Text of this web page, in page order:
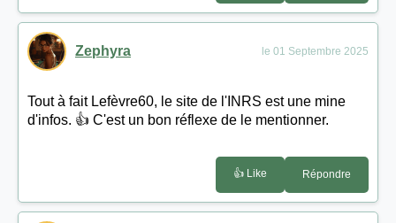
Zephyra le 01 Septembre 2025
Tout à fait Lefèvre60, le site de l'INRS est une mine
d'infos. 👍 C'est un bon réflexe de le mentionner.
👍 Like Répondre